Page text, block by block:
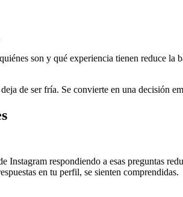
son y qué experiencia tienen reduce la
de ser fría. Se convierte en una decisión
respondiendo a esas preguntas
en tu perfil, se sienten comprendidas.